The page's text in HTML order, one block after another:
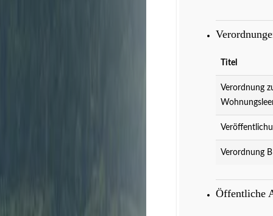
Titel
Verordnung
Verordnung
Öffentliche